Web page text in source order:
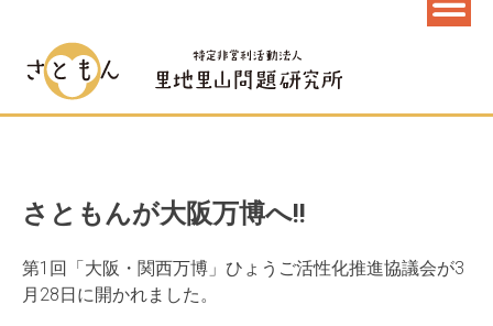
さともんが大阪万博へ!!
第1回「大阪・関西万博」ひょうご活性化推進協議会が3
月28日に開かれました。